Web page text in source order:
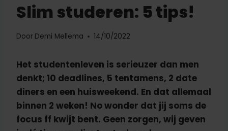
Slim studeren: 5 tips!
Door Demi Mellema 14/10/2022
Het studentenleven is serieuzer dan men
denkt; 10 deadlines, 5 tentamens, 2 date
diners en een huisweekend. En dat allemaal
binnen 2 weken! No wonder dat jij soms de
focus ff kwijt bent. Geen zorgen, wij geven